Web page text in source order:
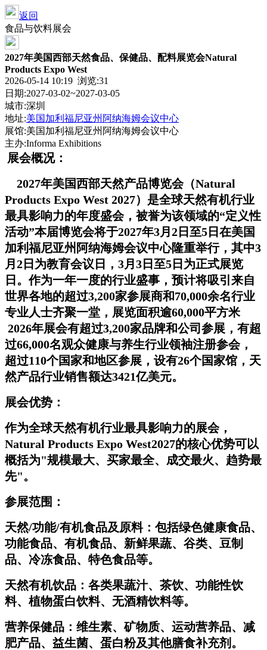
返回
食品与饮料展会
2027年美国西部天然食品、保健品、配料展览会Natural
Products Expo West
2026-05-14 10:19 浏览:31
日期:2027-03-02~2027-03-05
城市:深圳
地址:美国加利福尼亚州阿纳海姆会议中心
展馆:美国加利福尼亚州阿纳海姆会议中心
主办:Informa Exhibitions
展会概况：
2027年美国西部天然产品博览会（Natural
Products Expo West 2027）是全球天然有机行业
最具影响力的年度盛会，被誉为该领域的“定义性
活动”本届博览会将于2027年3月2日至5日在美国
加利福尼亚州阿纳海姆会议中心隆重举行，其中3
月2日为教育会议日，3月3日至5日为正式展览
日。作为一年一度的行业盛事，预计将吸引来自
世界各地的超过3,200家参展商和70,000余名行业
专业人士齐聚一堂，展览面积逾60,000平方米
2026年展会有超过3,200家品牌和公司参展，有超
过66,000名观众健康与养生行业领袖注册参会，
超过110个国家和地区参展，设有26个国家馆，天
然产品行业销售额达3421亿美元。
展会优势：
作为全球天然有机行业最具影响力的展会，
Natural Products Expo West2027的核心优势可以
概括为"规模最大、买家最全、成交最火、趋势最
先"。
参展范围：
天然/功能/有机食品及原料： 包括绿色健康食品、
功能食品、有机食品、新鲜果蔬、谷类、豆制
品、冷冻食品、特色食品等。
天然有机饮品： 各类果蔬汁、茶饮、功能性饮
料、植物蛋白饮料、无酒精饮料等。
营养保健品： 维生素、矿物质、运动营养品、减
肥产品、益生菌、蛋白粉及其他膳食补充剂。